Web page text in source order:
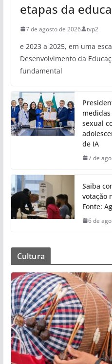
etapas da
7 de agosto de 2026 tvp2
e 2023 a 2025, em uma
Desenvolvimento da
fundamental
sexual
de IA
7 de
Saiba
votação
Fonte:
6 de
Cultura